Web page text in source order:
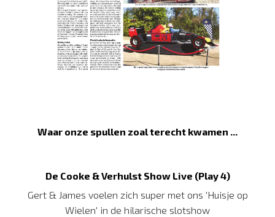
Waar onze spullen zoal terecht kwamen ...
De Cooke & Verhulst Show Live (Play 4)
Gert & James voelen zich super met ons 'Huisje op
Wielen' in de hilarische slotshow